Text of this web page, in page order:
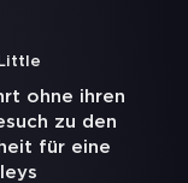
ohne ihren
zu den
für eine